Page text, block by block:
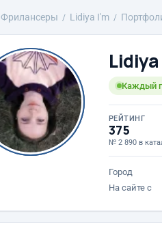
Фрилансеры Lidiya I'm
Каждый
РЕЙТИНГ
375
№ 2 890 в
Город
На сайте с